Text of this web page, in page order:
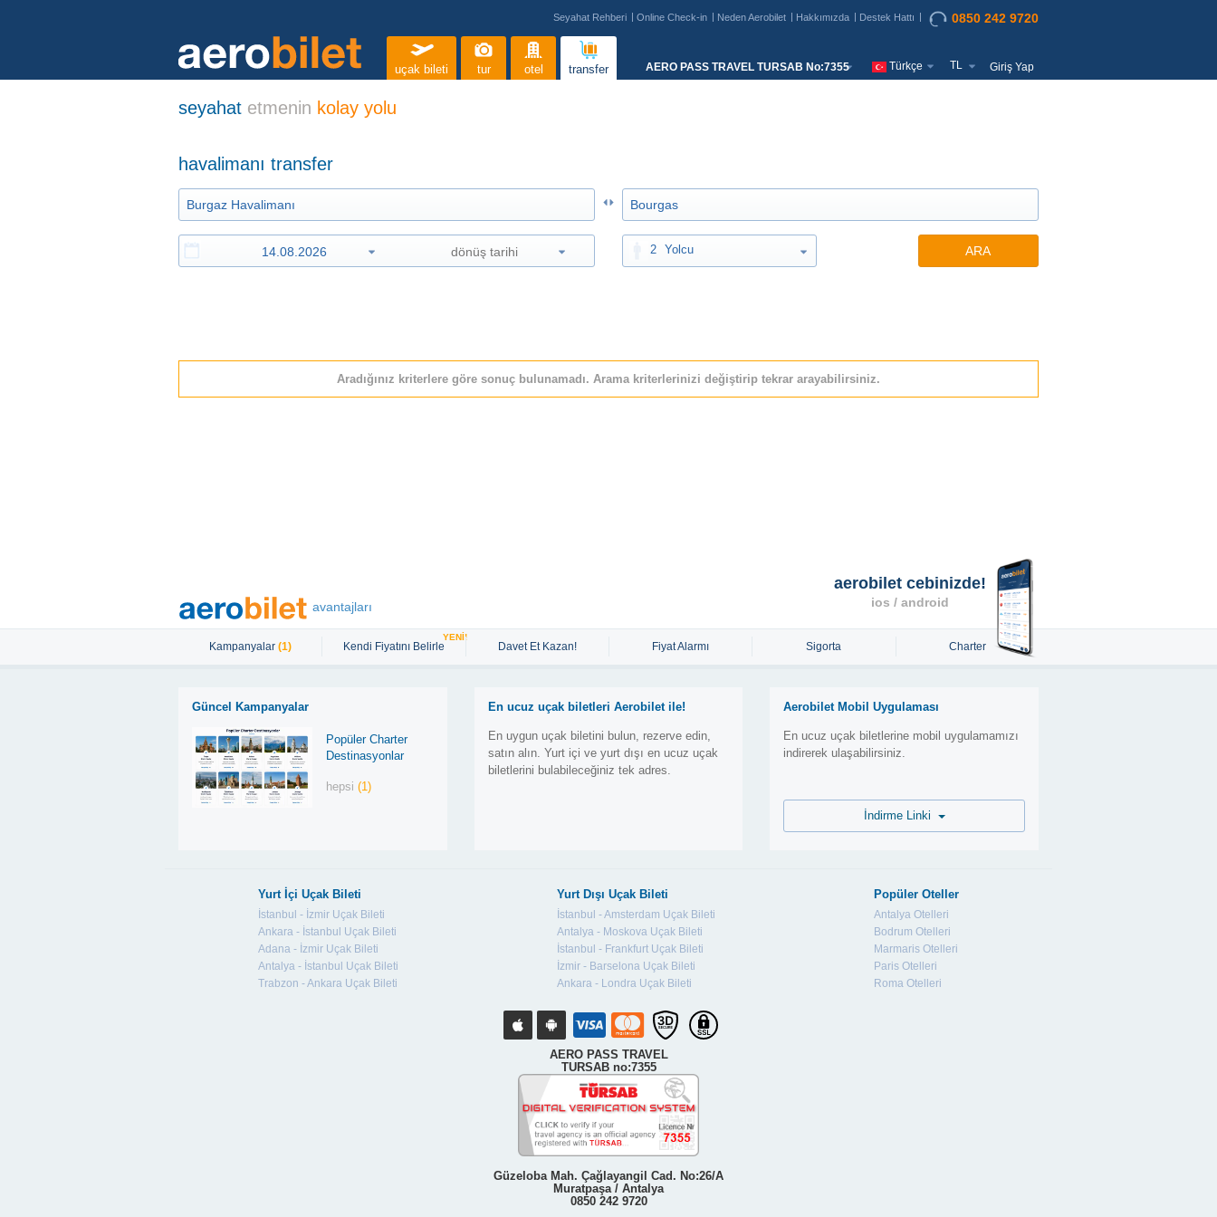
Seyahat Rehberi Online Check-in Neden Aerobilet Hakkımızda Destek Hattı 0850 242 9720
uçak bileti tur otel transfer AERO PASS TRAVEL TURSAB No:7355 Türkçe TL Giriş Yap
seyahat etmenin kolay yolu
havalimanı transfer
2 Yolcu ARA
Aradığınız kriterlere göre sonuç bulunamadı. Arama kriterlerinizi değiştirip tekrar arayabilirsiniz.
avantajları
Kampanyalar (1) Kendi Fiyatını Belirle
YENİ!
Davet Et Kazan! Fiyat Alarmı Sigorta Charter
Güncel Kampanyalar
Popüler Charter
Destinasyonlar
hepsi(1)
En ucuz uçak biletleri Aerobilet ile!
En uygun uçak biletini bulun, rezerve edin,
satın alın. Yurt içi ve yurt dışı en ucuz uçak
biletlerini bulabileceğiniz tek adres.
aerobilet cebinizde!
ios / android
Aerobilet Mobil Uygulaması
En ucuz uçak biletlerine mobil uygulamamızı
indirerek ulaşabilirsiniz.
Yurt İçi Uçak Bileti
İstanbul - İzmir Uçak Bileti
Ankara - İstanbul Uçak Bileti
Adana - İzmir Uçak Bileti
Antalya - İstanbul Uçak Bileti
Trabzon - Ankara Uçak Bileti
Yurt Dışı Uçak Bileti
İstanbul - Amsterdam Uçak Bileti
Antalya - Moskova Uçak Bileti
İstanbul - Frankfurt Uçak Bileti
İzmir - Barselona Uçak Bileti
Ankara - Londra Uçak Bileti
Popüler Oteller
Antalya Otelleri
Bodrum Otelleri
Marmaris Otelleri
Paris Otelleri
Roma Otelleri
AERO PASS TRAVEL
TURSAB no:7355
Güzeloba Mah. Çağlayangil Cad. No:26/A
Muratpaşa / Antalya
0850 242 9720